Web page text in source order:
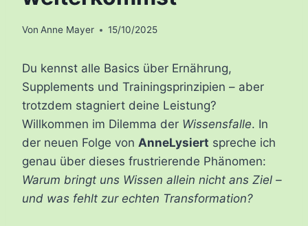
Von Anne Mayer 15/10/2025
Du kennst alle Basics über Ernährung,
Supplements und Trainingsprinzipien – aber
trotzdem stagniert deine Leistung?
Willkommen im Dilemma der Wissensfalle. In
der neuen Folge von AnneLysiert spreche ich
genau über dieses frustrierende Phänomen:
Warum bringt uns Wissen allein nicht ans Ziel –
und was fehlt zur echten Transformation?